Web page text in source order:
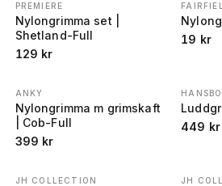
PREMIERE
Nylongrimma set |
Shetland-Full
129 kr
19 kr
ANKY
Nylongrimma m grimskaft
| Cob-Full
399 kr
449 kr
JH COLLECTION JH